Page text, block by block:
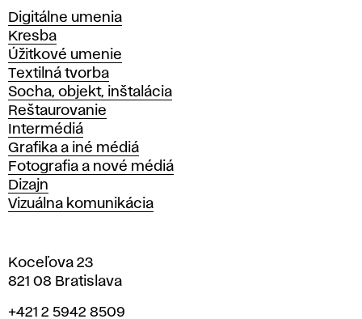
Katedry
Digitálne umenia
Kresba
Úžitkové umenie
Textilná tvorba
Socha, objekt, inštalácia
Reštaurovanie
Intermédiá
Grafika a iné médiá
Fotografia a nové médiá
Dizajn
Vizuálna komunikácia
Koceľova 23
821 08 Bratislava
Telefón
+421 2 5942 8509